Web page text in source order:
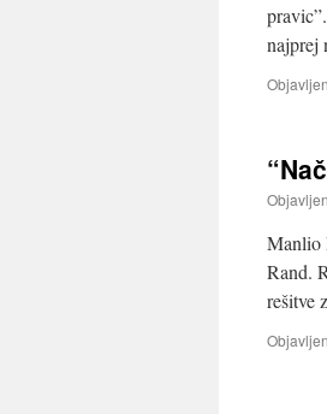
najprej
Manlio
Rand.
rešitve